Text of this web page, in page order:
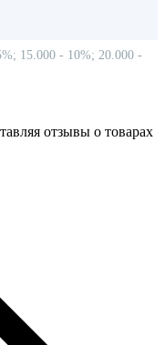
15.000 - 10%; 20.000 -
отзывы о товарах